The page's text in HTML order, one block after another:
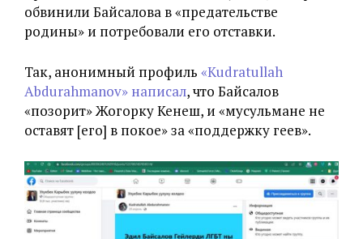
обвинили Байсалова в «предательстве
родины» и потребовали его отставки.
Так, анонимный профиль «Kudratullah
Abdurahmanov» написал, что Байсалов
«позорит» Жогорку Кенеш, и «мусульмане не
оставят [его] в покое» за «поддержку геев».